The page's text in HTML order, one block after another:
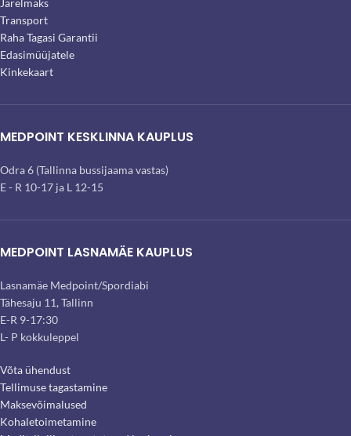
Järelmaks
Transport
Raha Tagasi Garantii
Edasimüüjatele
Kinkekaart
MEDPOINT KESKLINNA KAUPLUS
Odra 6 (Tallinna bussijaama vastas)
E - R 10-17 ja L 12-15
MEDPOINT LASNAMÄE KAUPLUS
Lasnamäe Medpoint/Spordiabi
Tähesaju 11, Tallinn
E-R 9-17:30
L- P kokkuleppel
Võta ühendust
Tellimuse tagastamine
Maksevõimalused
Kohaletoimetamine